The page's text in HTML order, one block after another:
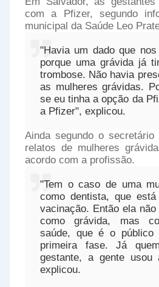
com a Pfizer, segundo
municipal da Saúde Leo
"Havia um dado que
porque uma grávida já
trombose. Não havia
as mulheres grávidas.
se eu tinha a opção da
a Pfizer", explicou.
Ainda segundo o
relatos de mulheres
acordo com a profissão.
"Tem o caso de uma
como dentista, que
vacinação. Então ela
como grávida, mas
saúde, que é o público
primeira fase. Já
gestante, a gente
explicou.